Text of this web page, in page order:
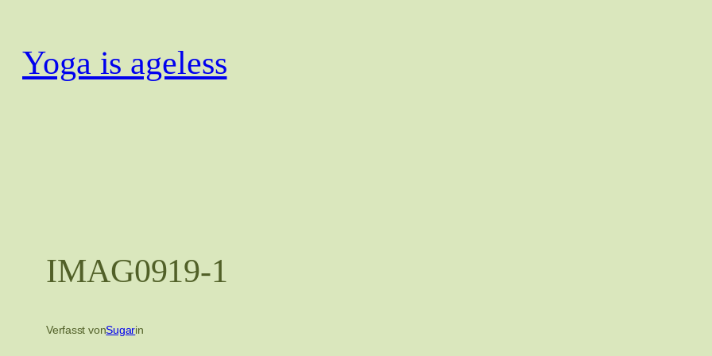
springen
Yoga is ageless
IMAG0919-1
Verfasst vonSugarin